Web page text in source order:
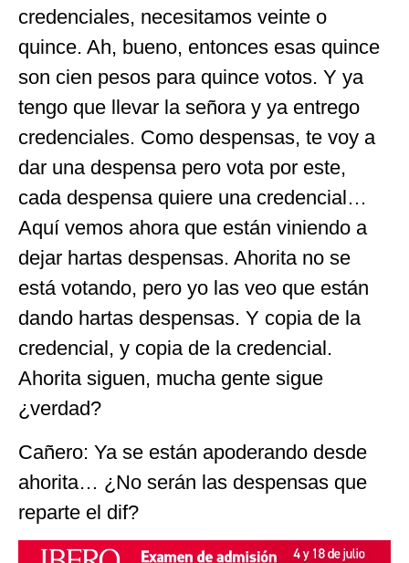
credenciales, necesitamos veinte o
quince. Ah, bueno, entonces esas quince
son cien pesos para quince votos. Y ya
tengo que llevar la señora y ya entrego
credenciales. Como despensas, te voy a
dar una despensa pero vota por este,
cada despensa quiere una credencial…
Aquí vemos ahora que están viniendo a
dejar hartas despensas. Ahorita no se
está votando, pero yo las veo que están
dando hartas despensas. Y copia de la
credencial, y copia de la credencial.
Ahorita siguen, mucha gente sigue
¿verdad?
Cañero: Ya se están apoderando desde
ahorita… ¿No serán las despensas que
reparte el dif?